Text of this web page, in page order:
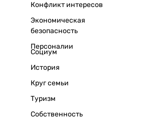
Конфликт интересов
Экономическая
безопасность
Персоналии
Социум
История
Круг семьи
Туризм
Собственность